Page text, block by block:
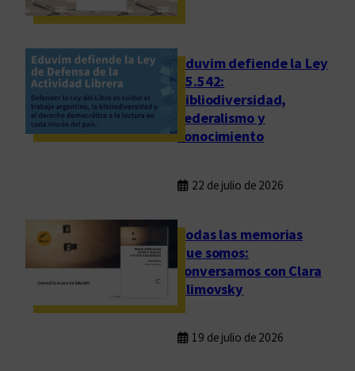
s
y
o
s
o
b
d
d
Eduvim defiende la Ley
25.542:
bibliodiversidad,
federalismo y
conocimiento
22 de julio de 2026
Todas las memorias
que somos:
conversamos con Clara
Klimovsky
19 de julio de 2026